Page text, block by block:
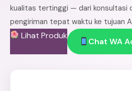
kualitas tertinggi — dari konsultasi
pengiriman tepat waktu ke tujuan
Lihat Produk
Chat WA